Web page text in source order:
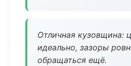
Отличная кузовщина:
идеально, зазоры
обращаться ещё.